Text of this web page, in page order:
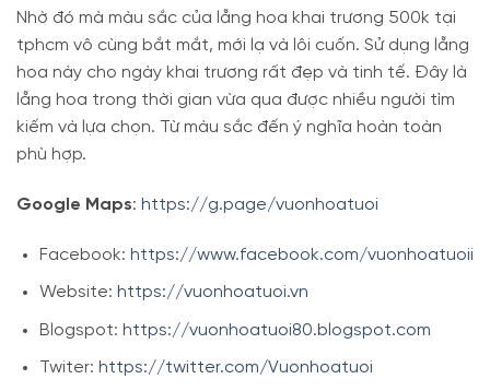
Nhờ đó mà màu sắc của lẵng hoa khai trương 500k tại
tphcm vô cùng bắt mắt, mới lạ và lôi cuốn. Sử dụng lẵng
hoa này cho ngày khai trương rất đẹp và tinh tế. Đây là
lẵng hoa trong thời gian vừa qua được nhiều người tìm
kiếm và lựa chọn. Từ màu sắc đến ý nghĩa hoàn toàn
phù hợp.
Google Maps: https://g.page/vuonhoatuoi
Facebook: https://www.facebook.com/vuonhoatuoii
Website: https://vuonhoatuoi.vn
Blogspot: https://vuonhoatuoi80.blogspot.com
Twiter: https://twitter.com/Vuonhoatuoi